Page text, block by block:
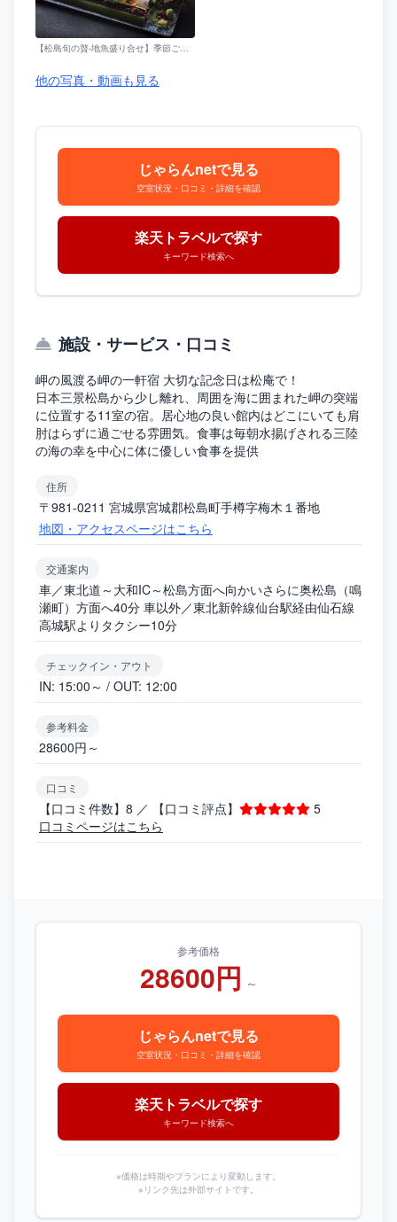
【松島旬の贅‐地魚盛り合せ】季節ごとの違いも楽しめる、朝獲れ新鮮なお造りです。（写真はイメージです）
他の写真・動画も見る
じゃらんnetで見る
空室状況・口コミ・詳細を確認
楽天トラベルで探す
キーワード検索へ
施設・サービス・口コミ
岬の風渡る岬の一軒宿 大切な記念日は松庵で！
日本三景松島から少し離れ、周囲を海に囲まれた岬の突端
に位置する11室の宿。居心地の良い館内はどこにいても肩
肘はらずに過ごせる雰囲気。食事は毎朝水揚げされる三陸
の海の幸を中心に体に優しい食事を提供
住所
〒981-0211 宮城県宮城郡松島町手樽字梅木１番地
地図・アクセスページはこちら
交通案内
車／東北道～大和IC～松島方面へ向かいさらに奥松島（鳴
瀬町）方面へ40分 車以外／東北新幹線仙台駅経由仙石線
高城駅よりタクシー10分
チェックイン・アウト
IN: 15:00～ / OUT: 12:00
参考料金
28600円～
口コミ
【口コミ件数】8 ／ 【口コミ評点】
5
口コミページはこちら
参考価格
28600円 ～
じゃらんnetで見る
空室状況・口コミ・詳細を確認
楽天トラベルで探す
キーワード検索へ
※価格は時期やプランにより変動します。
※リンク先は外部サイトです。